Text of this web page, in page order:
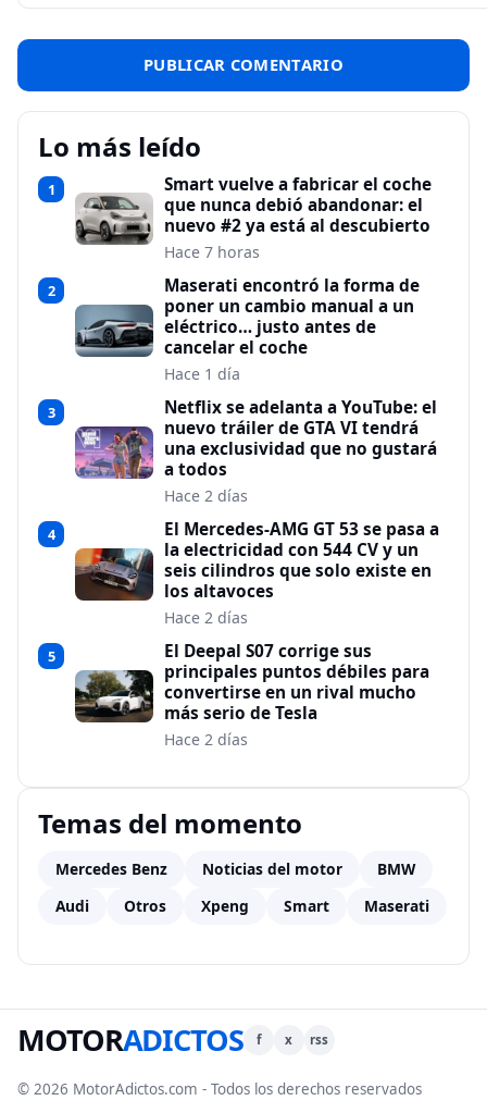
Lo más leído
1
Smart vuelve a fabricar el coche
que nunca debió abandonar: el
nuevo #2 ya está al descubierto
Hace 7 horas
2
Maserati encontró la forma de
poner un cambio manual a un
eléctrico… justo antes de
cancelar el coche
Hace 1 día
3
Netflix se adelanta a YouTube: el
nuevo tráiler de GTA VI tendrá
una exclusividad que no gustará
a todos
Hace 2 días
4
El Mercedes-AMG GT 53 se pasa a
la electricidad con 544 CV y un
seis cilindros que solo existe en
los altavoces
Hace 2 días
5
El Deepal S07 corrige sus
principales puntos débiles para
convertirse en un rival mucho
más serio de Tesla
Hace 2 días
Temas del momento
Mercedes Benz Noticias del motor
BMW
Audi
Otros Xpeng Smart Maserati
MOTORADICTOS f x rss
© 2026 MotorAdictos.com - Todos los derechos reservados